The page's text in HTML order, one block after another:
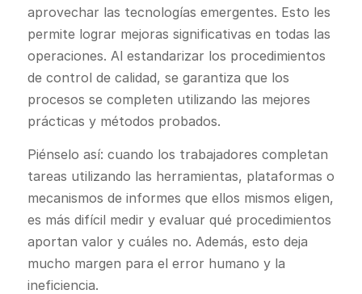
aprovechar las tecnologías emergentes. Esto les
permite lograr mejoras significativas en todas las
operaciones. Al estandarizar los procedimientos
de control de calidad, se garantiza que los
procesos se completen utilizando las mejores
prácticas y métodos probados.
Piénselo así: cuando los trabajadores completan
tareas utilizando las herramientas, plataformas o
mecanismos de informes que ellos mismos eligen,
es más difícil medir y evaluar qué procedimientos
aportan valor y cuáles no. Además, esto deja
mucho margen para el error humano y la
ineficiencia.